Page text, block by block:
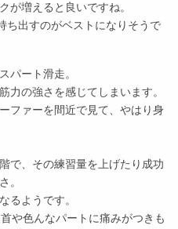
が増えると良いですね。
ち出すのがベストになりそうで
パート滑走。
力の強さを感じてしまいます。
ファーを間近で見て、やはり身
で、その練習量を上げたり成功
。
るようです。
や色んなパートに痛みがつきも